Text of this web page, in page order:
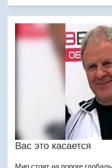
Вас это касается
Мир стоит на пороге